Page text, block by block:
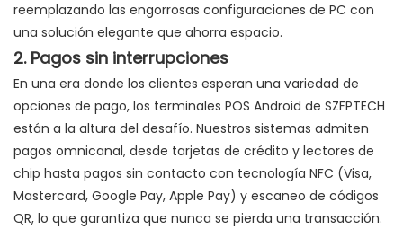
reemplazando las engorrosas configuraciones de PC con
una solución elegante que ahorra espacio.
2. Pagos sin interrupciones
En una era donde los clientes esperan una variedad de
opciones de pago, los terminales POS Android de SZFPTECH
están a la altura del desafío. Nuestros sistemas admiten
pagos omnicanal, desde tarjetas de crédito y lectores de
chip hasta pagos sin contacto con tecnología NFC (Visa,
Mastercard, Google Pay, Apple Pay) y escaneo de códigos
QR, lo que garantiza que nunca se pierda una transacción.